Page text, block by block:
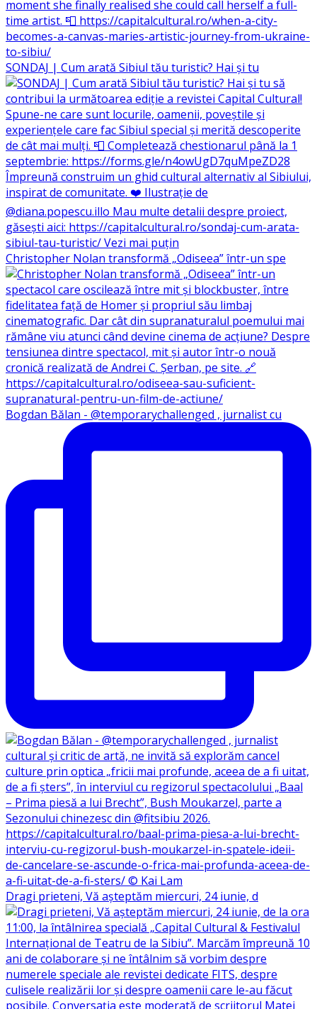
SONDAJ | Cum arată Sibiul tău turistic? Hai și tu
Christopher Nolan transformă „Odiseea” într-un spe
Bogdan Bălan - @temporarychallenged , jurnalist cu
Dragi prieteni, Vă așteptăm miercuri, 24 iunie, d